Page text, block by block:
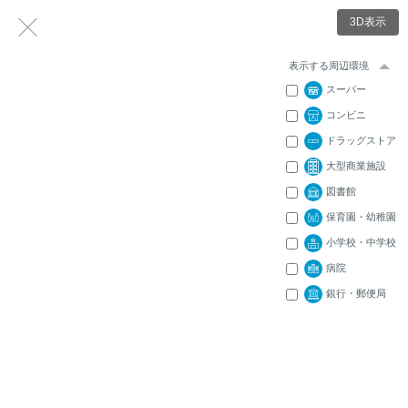
3D表示
表示する周辺環境
スーパー
コンビニ
ドラッグストア
大型商業施設
図書館
保育園・幼稚園
小学校・中学校
病院
銀行・郵便局